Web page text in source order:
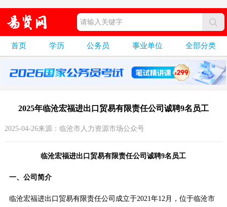
首页 学历 公务员 事业单位 全部分类
2025年临沧宏福进出口贸易有限责任公司诚聘9名员工
2025-04-26来源：临沧市人力资源市场公众号
临沧宏福进出口贸易有限责任公司诚聘9名员工
一、公司简介
临沧宏福进出口贸易有限责任公司成立于2021年12月，位于临沧市